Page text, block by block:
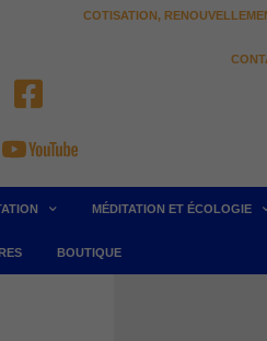
COTISATION,
MÉDITATION ET ÉCOLOGIE
BOUTIQUE